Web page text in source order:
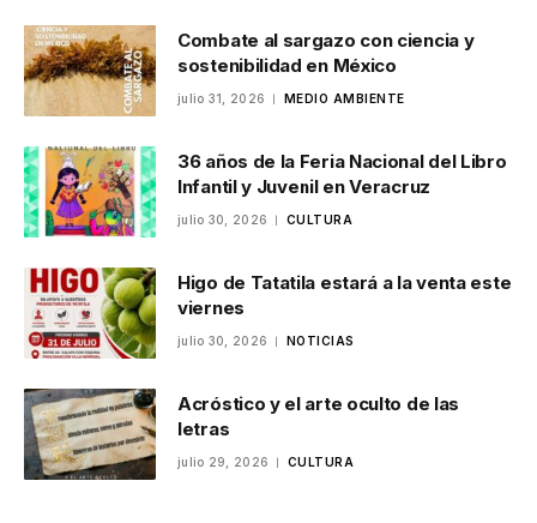
Combate al sargazo con ciencia y
sostenibilidad en México
julio 31, 2026 MEDIO AMBIENTE
36 años de la Feria Nacional del Libro
Infantil y Juvenil en Veracruz
julio 30, 2026 CULTURA
Higo de Tatatila estará a la venta este
viernes
julio 30, 2026 NOTICIAS
Acróstico y el arte oculto de las
letras
julio 29, 2026 CULTURA